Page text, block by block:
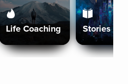
Life Coaching Stories